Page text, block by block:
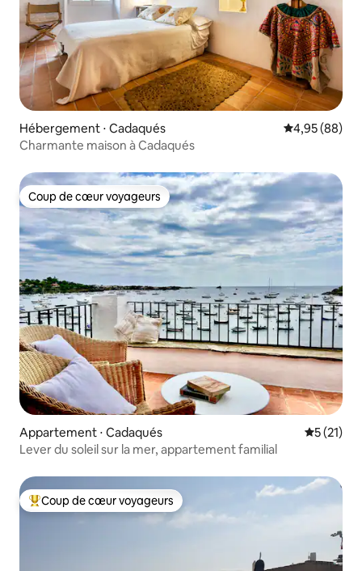
Hébergement ⋅ Cadaqués Évaluation
4,95 (88)
Charmante maison à Cadaqués
Coup de cœur voyageurs
Coup de cœur voyageurs
Appartement ⋅ Cadaqués
5 (21)
Lever du soleil sur la mer, appartement familial
Coups de cœur voyageurs les plus appréciés
Coup de cœur voyageurs